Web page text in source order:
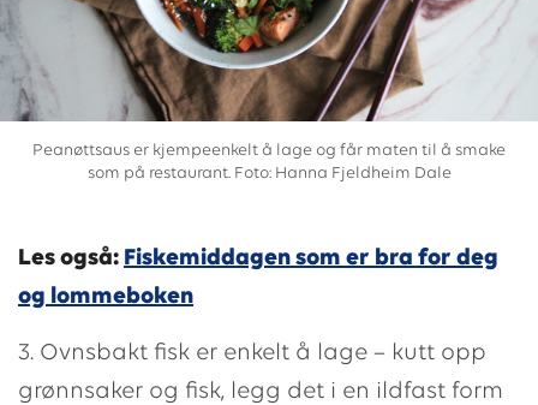
Peanøttsaus er kjempeenkelt å lage og får maten til å smake
som på restaurant. Foto: Hanna Fjeldheim Dale
Les også: Fiskemiddagen som er bra for deg
og lommeboken
3. Ovnsbakt fisk er enkelt å lage – kutt opp
grønnsaker og fisk, legg det i en ildfast form